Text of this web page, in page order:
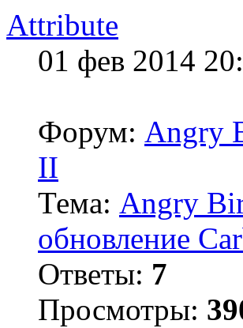
Attribute
01 фев 2014
Форум: Angry
II
Тема: Angry
обновление
Ответы: 7
Просмотры: